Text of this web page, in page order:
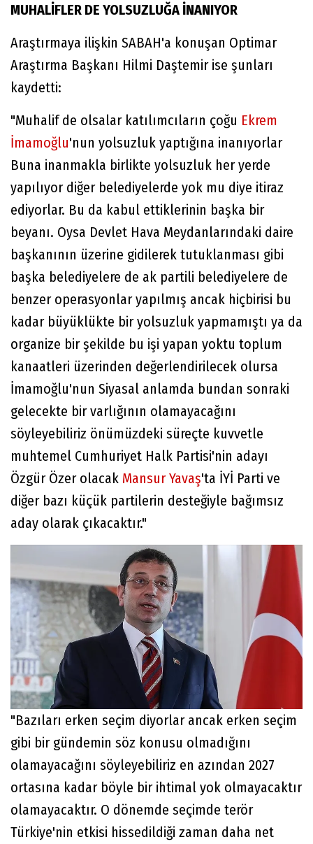
MUHALİFLER DE YOLSUZLUĞA İNANIYOR
Araştırmaya ilişkin SABAH'a konuşan Optimar
Araştırma Başkanı Hilmi Daştemir ise şunları
kaydetti:
"Muhalif de olsalar katılımcıların çoğu Ekrem
İmamoğlu'nun yolsuzluk yaptığına inanıyorlar
Buna inanmakla birlikte yolsuzluk her yerde
yapılıyor diğer belediyelerde yok mu diye itiraz
ediyorlar. Bu da kabul ettiklerinin başka bir
beyanı. Oysa Devlet Hava Meydanlarındaki daire
başkanının üzerine gidilerek tutuklanması gibi
başka belediyelere de ak partili belediyelere de
benzer operasyonlar yapılmış ancak hiçbirisi bu
kadar büyüklükte bir yolsuzluk yapmamıştı ya da
organize bir şekilde bu işi yapan yoktu toplum
kanaatleri üzerinden değerlendirilecek olursa
İmamoğlu'nun Siyasal anlamda bundan sonraki
gelecekte bir varlığının olamayacağını
söyleyebiliriz önümüzdeki süreçte kuvvetle
muhtemel Cumhuriyet Halk Partisi'nin adayı
Özgür Özer olacak Mansur Yavaş'ta İYİ Parti ve
diğer bazı küçük partilerin desteğiyle bağımsız
aday olarak çıkacaktır."
"Bazıları erken seçim diyorlar ancak erken seçim
gibi bir gündemin söz konusu olmadığını
olamayacağını söyleyebiliriz en azından 2027
ortasına kadar böyle bir ihtimal yok olmayacaktır
olamayacaktır. O dönemde seçimde terör
Türkiye'nin etkisi hissedildiği zaman daha net